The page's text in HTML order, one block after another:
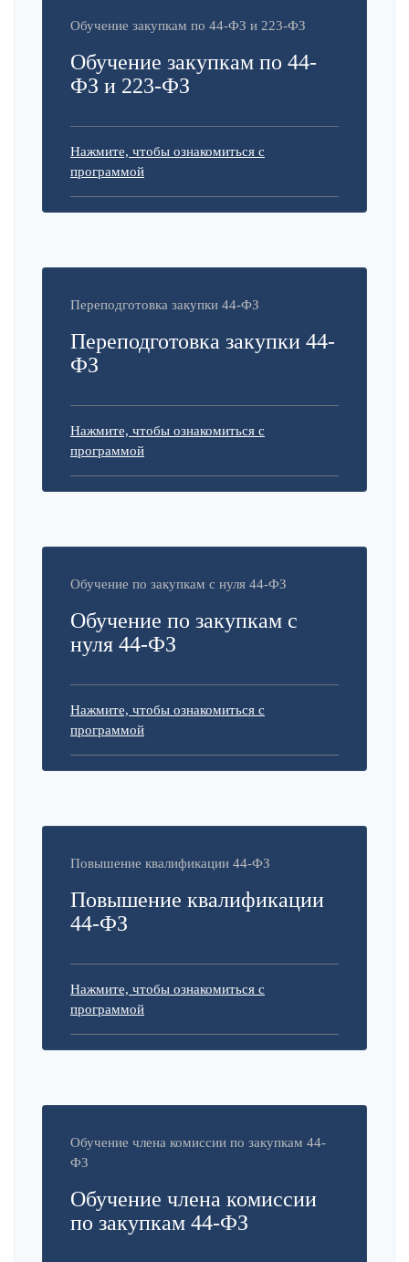
Обучение закупкам по 44-ФЗ и 223-ФЗ
Обучение закупкам по 44-
ФЗ и 223-ФЗ
Нажмите, чтобы ознакомиться с
программой
Переподготовка закупки 44-ФЗ
Переподготовка закупки 44-
ФЗ
Нажмите, чтобы ознакомиться с
программой
Обучение по закупкам с нуля 44-ФЗ
Обучение по закупкам с
нуля 44-ФЗ
Нажмите, чтобы ознакомиться с
программой
Повышение квалификации 44-ФЗ
Повышение квалификации
44-ФЗ
Нажмите, чтобы ознакомиться с
программой
Обучение члена комиссии по закупкам 44-
ФЗ
Обучение члена комиссии
по закупкам 44-ФЗ